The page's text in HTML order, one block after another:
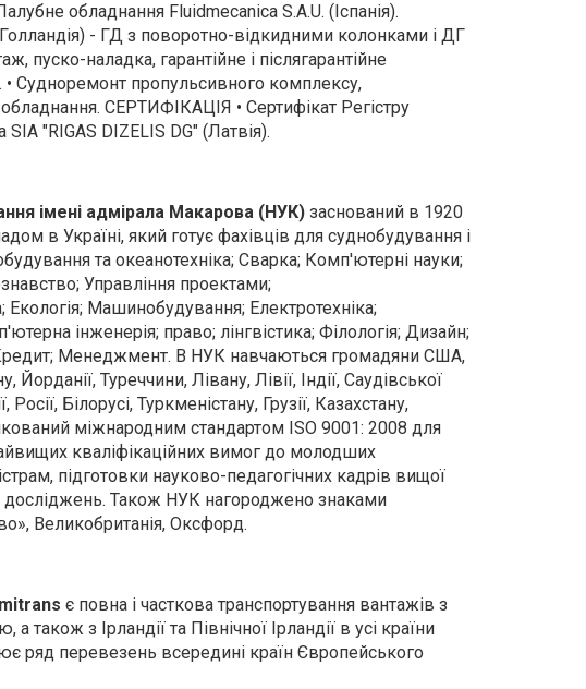
обладнання Fluidmecanica S.A.U. (Іспанія).
- ГД з поворотно-відкидними колонками і ДГ
пуско-наладка, гарантійне і післягарантійне
• Судноремонт пропульсивного комплексу,
СЕРТИФІКАЦІЯ • Сертифікат Регістру
"RIGAS DIZELIS DG" (Латвія).
імені адмірала Макарова (НУК) заснований в 1920
в Україні, який готує фахівців для суднобудування і
та океанотехніка; Сварка; Комп'ютерні науки;
Управління проектами;
Машинобудування; Електротехніка;
інженерія; право; лінгвістика; Філологія; Дизайн;
Менеджмент. В НУК навчаються громадяни США,
Туреччини, Лівану, Лівії, Індії, Саудівської
Росії, Білорусі, Туркменістану, Грузії, Казахстану,
міжнародним стандартом ISO 9001: 2008 для
кваліфікаційних вимог до молодших
підготовки науково-педагогічних кадрів вищої
досліджень. Також НУК нагороджено знаками
Великобританія, Оксфорд.
є повна і часткова транспортування вантажів з
також з Ірландії та Північної Ірландії в усі країни
ряд перевезень всередині країн Європейського